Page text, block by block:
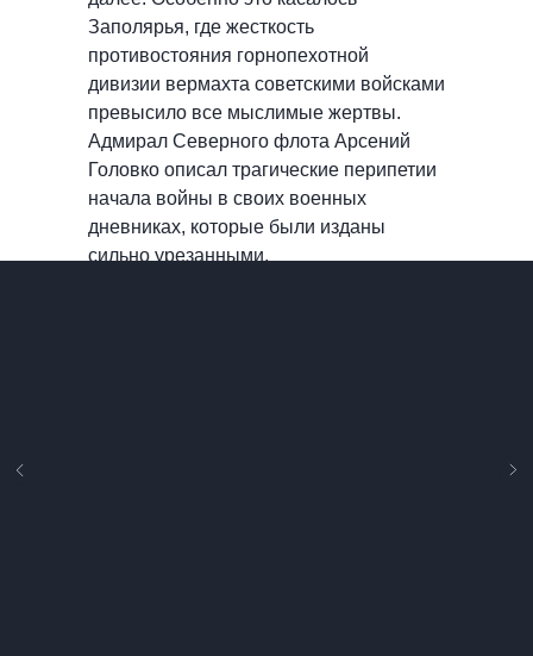
Заполярья, где жесткость
противостояния горнопехотной
дивизии вермахта советскими войсками
превысило все мыслимые жертвы.
Адмирал Северного флота Арсений
Головко описал трагические перипетии
начала войны в своих военных
дневниках, которые были изданы
сильно урезанными.